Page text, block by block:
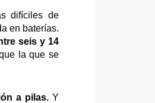
difíciles de
en baterías.
seis y 14
la que se
a pilas.Y